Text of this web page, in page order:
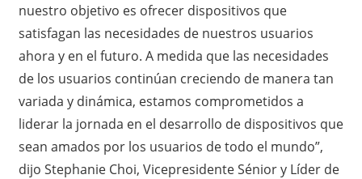
nuestro objetivo es ofrecer dispositivos que
satisfagan las necesidades de nuestros usuarios
ahora y en el futuro. A medida que las necesidades
de los usuarios continúan creciendo de manera tan
variada y dinámica, estamos comprometidos a
liderar la jornada en el desarrollo de dispositivos que
sean amados por los usuarios de todo el mundo”,
dijo Stephanie Choi, Vicepresidente Sénior y Líder de